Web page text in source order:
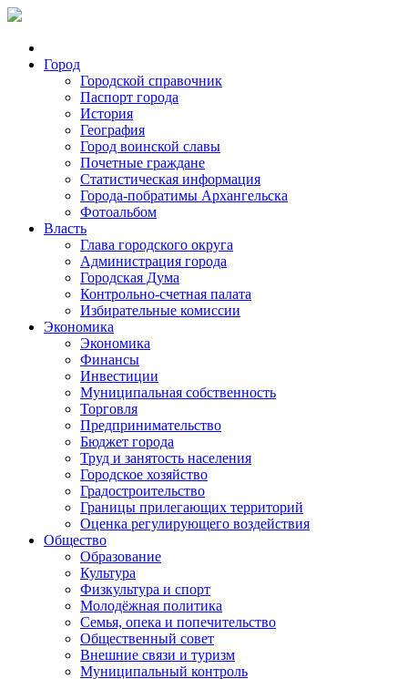
Город
Городской справочник
Паспорт города
История
География
Город воинской славы
Почетные граждане
Статистическая информация
Города-побратимы Архангельска
Фотоальбом
Власть
Глава городского округа
Администрация города
Городская Дума
Контрольно-счетная палата
Избирательные комиссии
Экономика
Экономика
Финансы
Инвестиции
Муниципальная собственность
Торговля
Предпринимательство
Бюджет города
Труд и занятость населения
Городское хозяйство
Градостроительство
Границы прилегающих территорий
Оценка регулирующего воздействия
Общество
Образование
Культура
Физкультура и спорт
Молодёжная политика
Семья, опека и попечительство
Общественный совет
Внешние связи и туризм
Муниципальный контроль